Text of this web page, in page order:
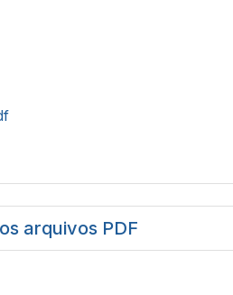
arquivos PDF